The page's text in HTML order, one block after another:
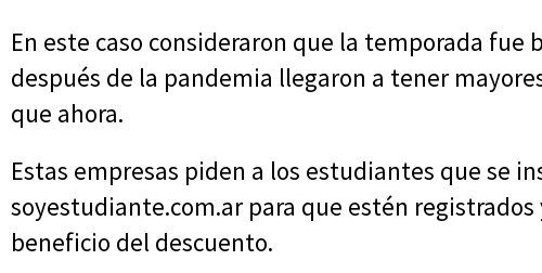
En este caso consideraron que la temporada fue
después de la pandemia llegaron a tener
que ahora.
Estas empresas piden a los estudiantes que se
soyestudiante.com.ar para que estén
beneficio del descuento.